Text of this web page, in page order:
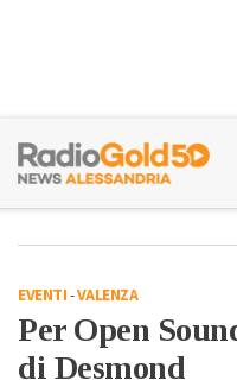
EVENTI-VALENZA
Per Open
di Desmond